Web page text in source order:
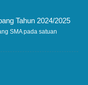
Tahun 2024/2025
SMA pada satuan